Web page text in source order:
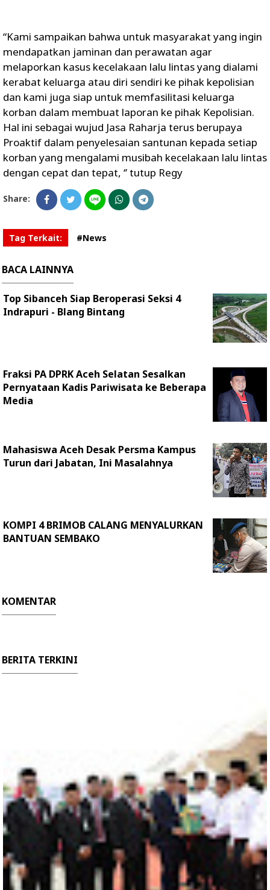
“Kami sampaikan bahwa untuk masyarakat yang ingin
mendapatkan jaminan dan perawatan agar
melaporkan kasus kecelakaan lalu lintas yang dialami
kerabat keluarga atau diri sendiri ke pihak kepolisian
dan kami juga siap untuk memfasilitasi keluarga
korban dalam membuat laporan ke pihak Kepolisian.
Hal ini sebagai wujud Jasa Raharja terus berupaya
Proaktif dalam penyelesaian santunan kepada setiap
korban yang mengalami musibah kecelakaan lalu lintas
dengan cepat dan tepat, ‘’ tutup Regy
Share:
Tag Terkait: #News
BACA LAINNYA
Top Sibanceh Siap Beroperasi Seksi 4
Indrapuri - Blang Bintang
Fraksi PA DPRK Aceh Selatan Sesalkan
Pernyataan Kadis Pariwisata ke Beberapa
Media
Mahasiswa Aceh Desak Persma Kampus
Turun dari Jabatan, Ini Masalahnya
KOMPI 4 BRIMOB CALANG MENYALURKAN
BANTUAN SEMBAKO
KOMENTAR
BERITA TERKINI